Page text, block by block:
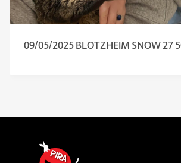
09/05/2025 BLOTZHEIM SNOW 27